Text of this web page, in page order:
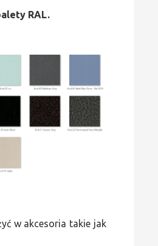
RAL.
w akcesoria takie jak